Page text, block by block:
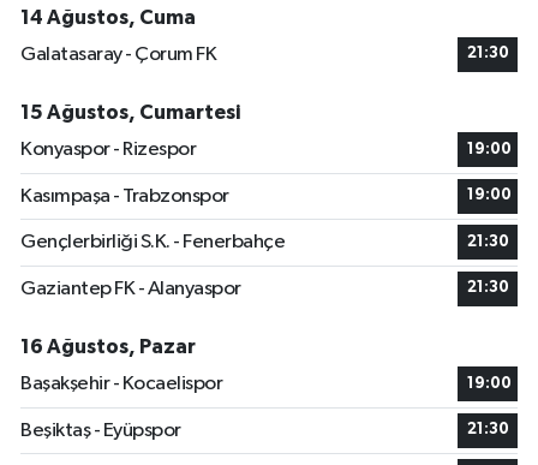
14 Ağustos, Cuma
Galatasaray - Çorum FK
21:30
15 Ağustos, Cumartesi
Konyaspor - Rizespor
19:00
Kasımpaşa - Trabzonspor 19:00
Gençlerbirliği S.K. - Fenerbahçe 21:30
Gaziantep FK - Alanyaspor 21:30
16 Ağustos, Pazar
Başakşehir - Kocaelispor
19:00
Beşiktaş - Eyüpspor 21:30